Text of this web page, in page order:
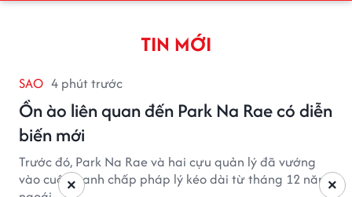
TIN MỚI
SAO 4 phút trước
Ồn ào liên quan đến Park Na Rae có diễn
biến mới
Trước đó, Park Na Rae và hai cựu quản lý đã vướng
vào cuộc tranh chấp pháp lý kéo dài từ tháng 12 năm×
×